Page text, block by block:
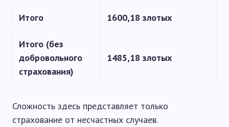
Итого 1600,18 злотых
Итого (без
добровольного
страхования)
1485,18 злотых
Сложность здесь представляет только
страхование от несчастных случаев.